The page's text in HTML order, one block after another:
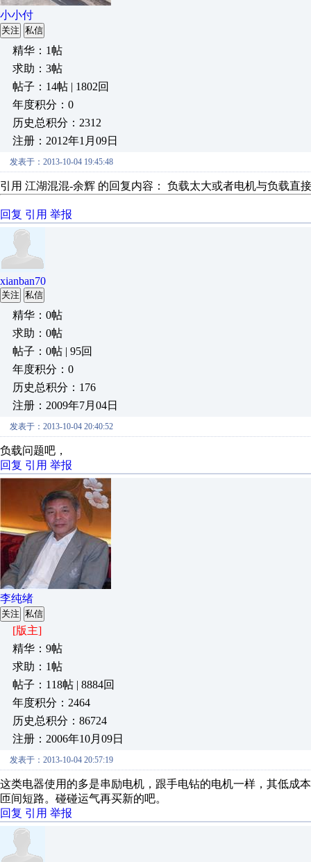
小小付
关注 私信
精华：1帖
求助：3帖
帖子：14帖 | 1802回
年度积分：0
历史总积分：2312
注册：2012年1月09日
发表于：2013-10-04 19:45:48
引用 江湖混混-余辉 的回复内容： 负载太大或者电机与负载
回复 引用 举报
xianban70
关注 私信
精华：0帖
求助：0帖
帖子：0帖 | 95回
年度积分：0
历史总积分：176
注册：2009年7月04日
发表于：2013-10-04 20:40:52
负载问题吧，
回复 引用 举报
李纯绪
关注 私信
[版主]
精华：9帖
求助：1帖
帖子：118帖 | 8884回
年度积分：2464
历史总积分：86724
注册：2006年10月09日
发表于：2013-10-04 20:57:19
这类电器使用的多是串励电机，跟手电钻的电机一样，其低成
匝间短路。碰碰运气再买新的吧。
回复 引用 举报